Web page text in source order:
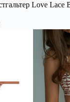
Love Lace